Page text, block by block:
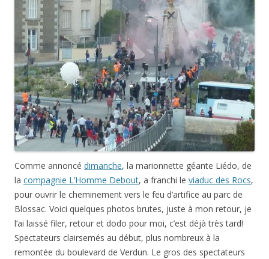
Comme annoncé dimanche, la marionnette géante Liédo, de
la compagnie L’Homme Debout, a franchi le viaduc des Rocs,
pour ouvrir le cheminement vers le feu d’artifice au parc de
Blossac. Voici quelques photos brutes, juste à mon retour, je
l’ai laissé filer, retour et dodo pour moi, c’est déjà très tard!
Spectateurs clairsemés au début, plus nombreux à la
remontée du boulevard de Verdun. Le gros des spectateurs